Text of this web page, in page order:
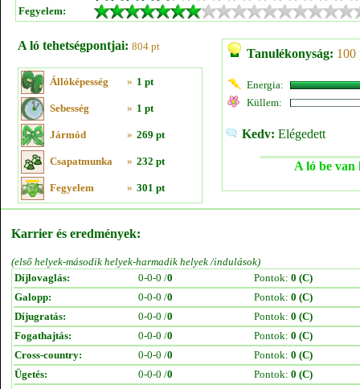
Fegyelem:
A ló tehetségpontjai: 804 pt
Állóképesség » 1 pt
Sebesség » 1 pt
Jármód » 269 pt
Csapatmunka » 232 pt
Fegyelem » 301 pt
Tanulékonyság: 100
Energia:
Küllem:
Kedv: Elégedett
A ló be van
Karrier és eredmények:
(első helyek-második helyek-harmadik helyek /indulások)
Díjlovaglás:
0-0-0 /0 Pontok: 0 (C)
Galopp:
0-0-0 /0 Pontok: 0 (C)
Díjugratás:
0-0-0 /0 Pontok: 0 (C)
Fogathajtás:
0-0-0 /0 Pontok: 0 (C)
Cross-country:
0-0-0 /0 Pontok: 0 (C)
Ügetés:
0-0-0 /0 Pontok: 0 (C)